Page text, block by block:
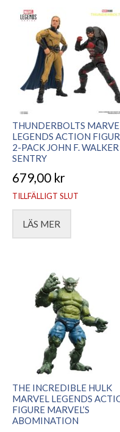
THUNDERBOLTS
LEGENDS ACTION
2-PACK JOHN F.
SENTRY
679,00 kr
TILLFÄLLIGT SLUT
LÄS MER
THE INCREDIBLE HULK
MARVEL LEGENDS
FIGURE MARVEL’S
ABOMINATION